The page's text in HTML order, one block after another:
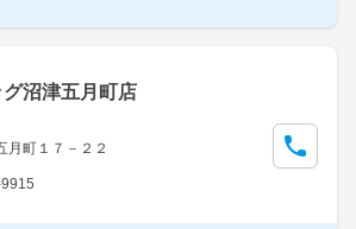
沼津五月町店
月町１７－２２